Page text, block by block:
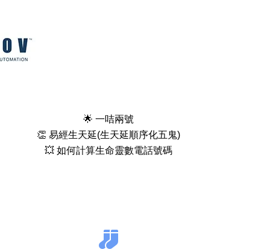
🌟 一咭兩號
👏 易經生天延(生天延順序化五鬼)
💥 如何計算生命靈數電話號碼